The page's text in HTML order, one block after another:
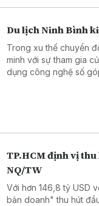
Du lịch Ninh Bình
Trong xu thế chuyển
minh với sự tham gia
dụng công nghệ số
TP.HCM định vị
NQ/TW
Với hơn 146,8 tỷ USD
bản doanh" thu hút